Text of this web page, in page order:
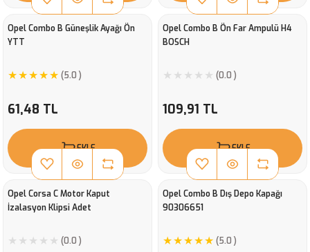
Opel Combo B Güneşlik Ayağı Ön
YTT
(5.0 )
61,48 TL
EKLE
Opel Combo B Ön Far Ampulü H4
BOSCH
(0.0 )
109,91 TL
EKLE
Opel Corsa C Motor Kaput
İzalasyon Klipsi Adet
(0.0 )
Opel Combo B Dış Depo Kapağı
90306651
(5.0 )